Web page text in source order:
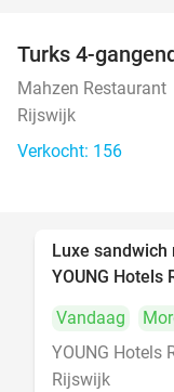
Turks 4-
Mahzen Restaurant
Rijswijk
Verkocht: 156
Luxe sandwich
YOUNG Hotels
Vandaag
YOUNG Hotels
Rijswijk